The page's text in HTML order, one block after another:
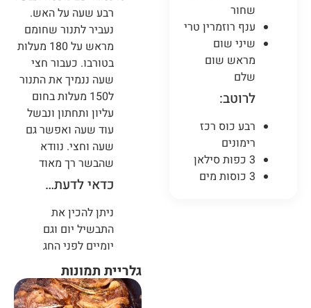
שחור
ענף רוזמרין טרי
שיני שום
מראש שום
שלם
לרוטב:
רבע כוס רכז
רימונים
3 כפות סילאן
3 כוסות מים
רבע שעה על האש.
נעביר לתנור שחומם
מראש על 180 מעלות
בטורבו. כעבור חצי
שעה ננמיך את התנור
ל150 מעלות בחום
עליון ותחתון ונבשל
עוד שעה ואפשר גם
שעה וחצי. נוודא
שהבשר רך מאוד
כדאי לדעת…
ניתן להכין את
התבשיל יום וגם
יומיים לפני החג
גלריית תמונות